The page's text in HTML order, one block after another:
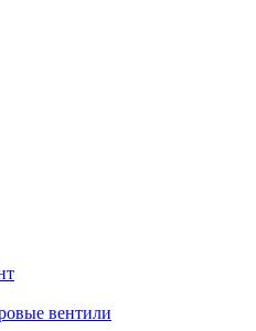
вентили